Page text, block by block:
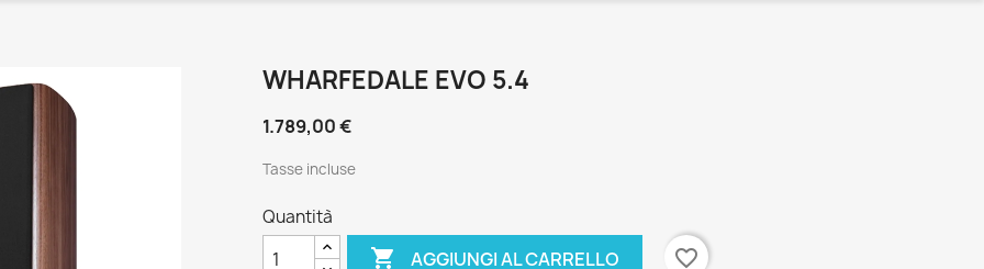
WHARFEDALE EVO 5.4
1.789,00 €
Tasse incluse
Quantità
 AGGIUNGI AL CARRELLO favorite_border